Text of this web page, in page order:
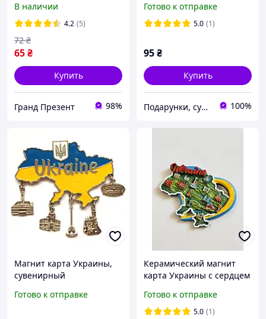
В наличии
4.2 (5)
65₴
72 ₴
Купить
Гранд Презент 98%
карта Украины с
городами, гербом и
и
Готово к отправке
5.0 (1)
95₴
Купить
Подарунки, сувеніри, предмети інтер'єру "Елефант" | © elephant.dp.ua 100%
Магнит карта Украины,
сувенирный
элементами
Готово к отправке
Керамический магнит
карта Украины с сердцем
голубой цвет, сувенир,
подарок
Готово к отправке
5.0 (1)